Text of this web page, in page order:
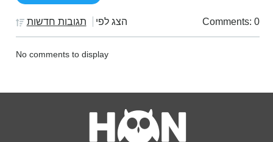
Comments: 0 הצג לפי תגובות חדשות
No comments to display